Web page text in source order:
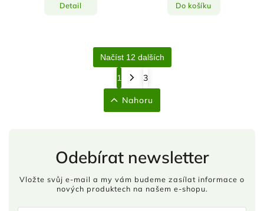
Detail Do košíku
Načíst 12 dalších
1 3
Nahoru
Odebírat newsletter
Vložte svůj e-mail a my vám budeme zasílat informace o
nových produktech na našem e-shopu.